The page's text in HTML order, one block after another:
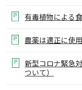
有毒植物による
農薬は適正に使
新型コロナ緊急
ついて）